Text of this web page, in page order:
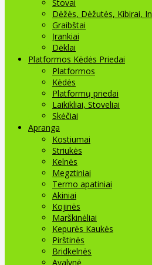
Stovai
Dėžės, Dėžutės, Kibirai,
Graibštai
Įrankiai
Dėklai
Platformos Kėdės Priedai
Platformos
Kėdės
Platformų priedai
Laikikliai, Stoveliai
Skėčiai
Apranga
Kostiumai
Striukės
Kelnės
Megztiniai
Termo apatiniai
Akiniai
Kojinės
Marškinėliai
Kepurės Kaukės
Pirštinės
Bridkelnės
Avalynė